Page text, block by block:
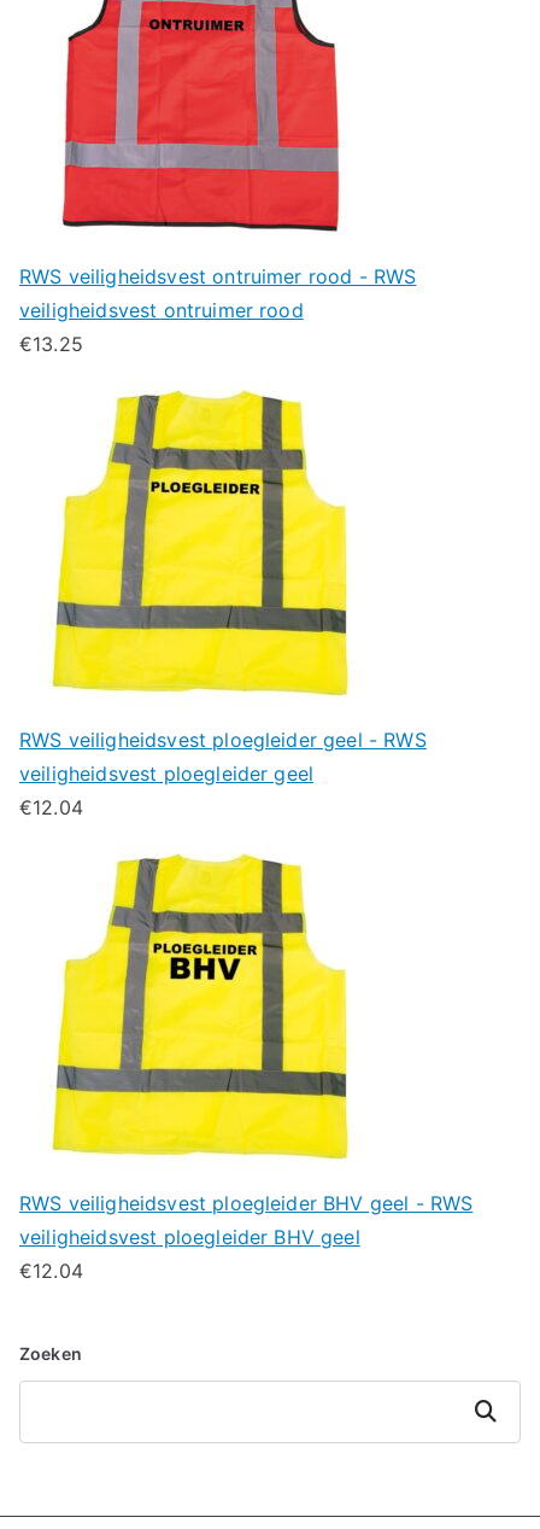
RWS veiligheidsvest ontruimer rood - RWS
veiligheidsvest ontruimer rood
€13.25
RWS veiligheidsvest ploegleider geel - RWS
veiligheidsvest ploegleider geel
€12.04
RWS veiligheidsvest ploegleider BHV geel - RWS
veiligheidsvest ploegleider BHV geel
€12.04
Zoeken
Zoeken